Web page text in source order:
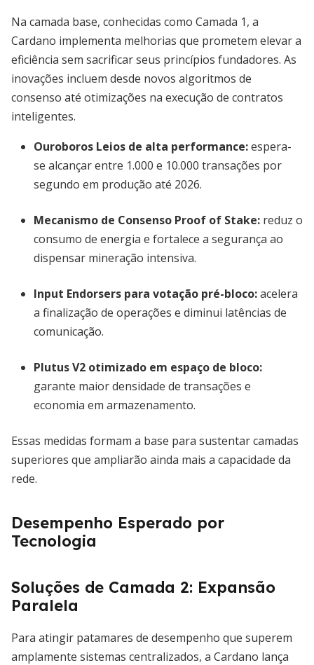
Na camada base, conhecidas como Camada 1, a
Cardano implementa melhorias que prometem elevar a
eficiência sem sacrificar seus princípios fundadores. As
inovações incluem desde novos algoritmos de
consenso até otimizações na execução de contratos
inteligentes.
Ouroboros Leios de alta performance:espera-
se alcançar entre 1.000 e 10.000 transações por
segundo em produção até 2026.
Mecanismo de Consenso Proof of Stake: reduz o
consumo de energia e fortalece a segurança ao
dispensar mineração intensiva.
Input Endorsers para votação pré-bloco:acelera
a finalização de operações e diminui latências de
comunicação.
Plutus V2 otimizado em espaço de bloco:
garante maior densidade de transações e
economia em armazenamento.
Essas medidas formam a base para sustentar camadas
superiores que ampliarão ainda mais a capacidade da
rede.
Desempenho Esperado por
Tecnologia
Soluções de Camada 2: Expansão
Paralela
Para atingir patamares de desempenho que superem
amplamente sistemas centralizados, a Cardano lança